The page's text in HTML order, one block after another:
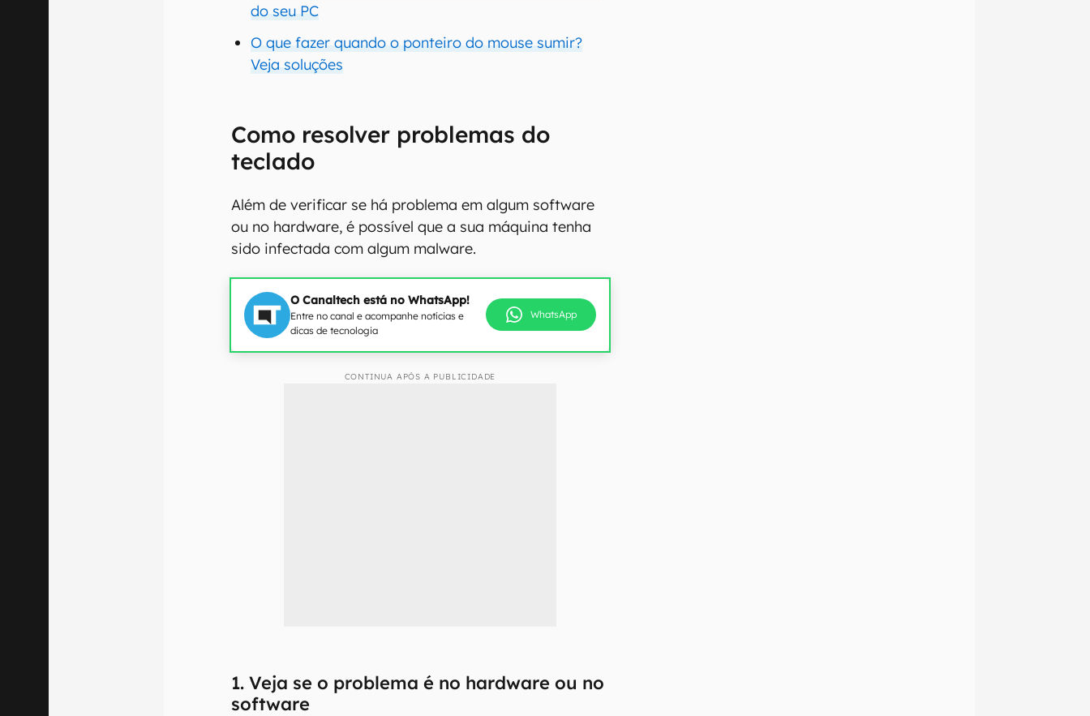
do seu PC
O que fazer quando o ponteiro do mouse sumir?
Veja soluções
Como resolver problemas do
teclado
Além de verificar se há problema em algum software
ou no hardware, é possível que a sua máquina tenha
sido infectada com algum malware.
O Canaltech está no WhatsApp!
Entre no canal e acompanhe notícias e
dicas de tecnologia
WhatsApp
CONTINUA APÓS A PUBLICIDADE
1. Veja se o problema é no hardware ou no
software